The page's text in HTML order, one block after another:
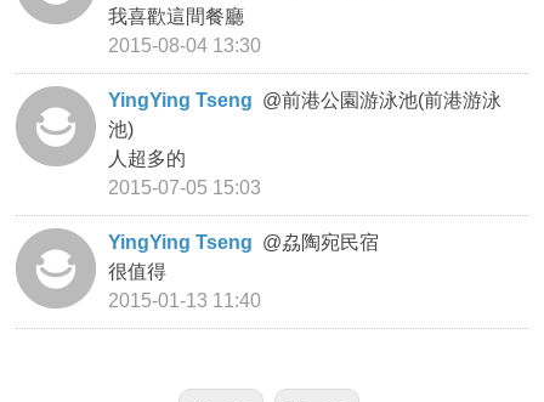
我喜歡這間餐廳
2015-08-04 13:30
YingYing Tseng @前港公園游泳池(前港游泳
池)
人超多的
2015-07-05 15:03
YingYing Tseng @劦陶宛民宿
很值得
2015-01-13 11:40